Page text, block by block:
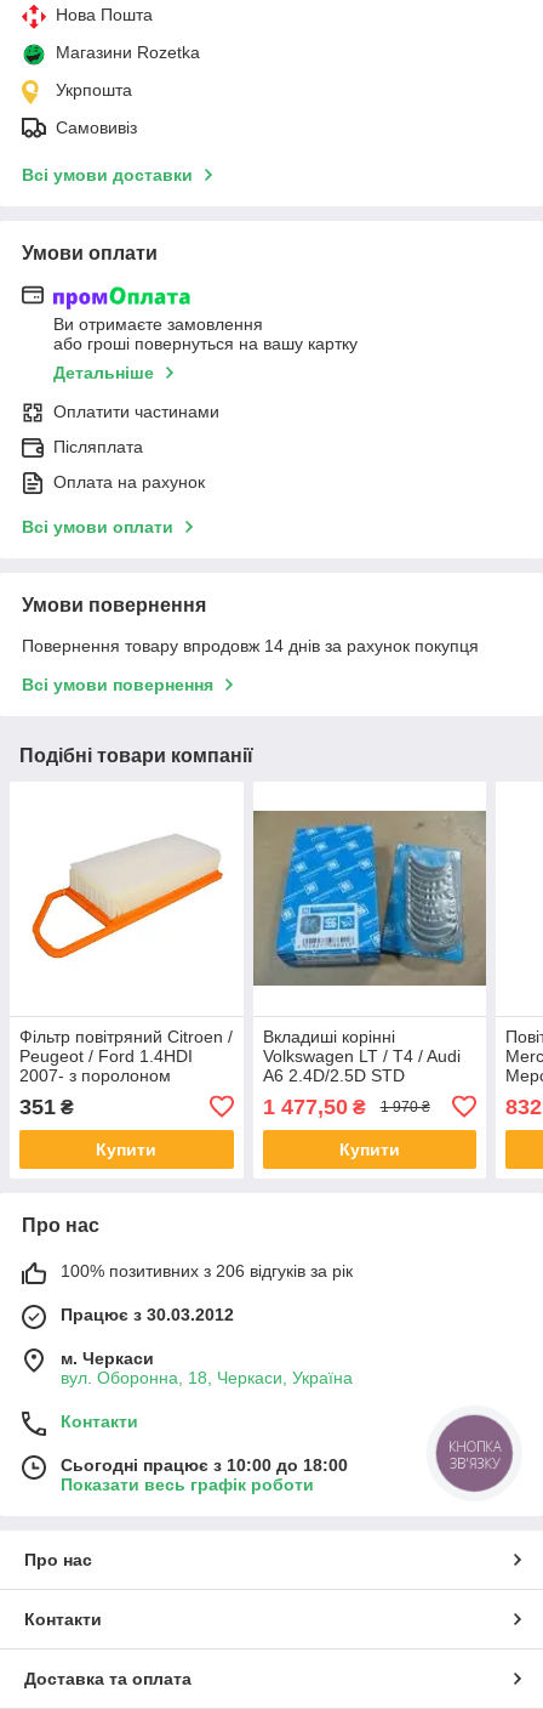
Нова Пошта
Магазини Rozetka
Укрпошта
Самовивіз
Всі умови доставки
Умови оплати
Ви отримаєте замовлення
або гроші повернуться на вашу картку
Детальніше
Оплатити частинами
Післяплата
Оплата на рахунок
Всі умови оплати
Умови повернення
Повернення товару впродовж 14 днів за рахунок покупця
Всі умови повернення
Подібні товари компанії
Фільтр повітряний Citroen /
Peugeot / Ford 1.4HDI
2007- з поролоном
351 ₴
Купити
Вкладиші корінні
Volkswagen LT / T4 / Audi
A6 2.4D/2.5D STD
1 477,50₴ 1 970 ₴
Купити
Про нас
100% позитивних з 206 відгуків за рік
Працює з 30.03.2012
м. Черкаси
вул. Оборонна, 18, Черкаси, Україна
Контакти
Сьогодні працює з 10:00 до 18:00
Показати весь графік роботи
Про нас
Контакти
Доставка та оплата
КНОПКА
ЗВ'ЯЗКУ